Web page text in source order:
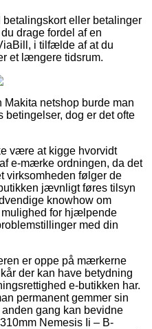
eller betalinger
drage fordel af en
i tilfælde af at du
et længere tidsrum.
Makita netshop burde man
betingelser, dog er det ofte
være at kigge hvorvidt
e-mærke ordningen, da det
virksomheden følger de
jævnligt føres tilsyn
knowhow om
mulighed for hjælpende
med din
er oppe på mærkerne
der kan have betydning
e-butikken har.
permanent gemmer sin
gang kan bevidne
Nemesis Ii – B-